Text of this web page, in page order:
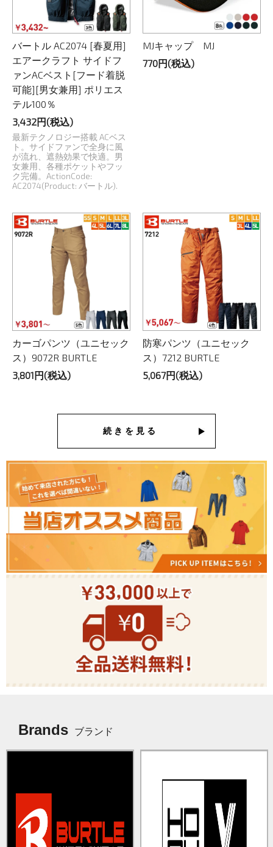
バートル AC2074 [春夏用]
エアークラフト サイドフ
ァンACベスト[フード着脱
可能][男女兼用] ポリエス
テル100％
3,432円(税込)
最新テクノロジー搭載 ACベス
ト。サイドファンで全身に風
が流れ、遮熱効果で快適。男
女兼用、各種ポケットやフッ
ク完備。ActionCode:
AC2074(Product: バートル).
MJキャップ MJ
770円(税込)
カーゴパンツ（ユニセック
ス）9072R BURTLE
3,801円(税込)
防寒パンツ（ユニセック
ス）7212 BURTLE
5,067円(税込)
続きを見る
Brands ブランド